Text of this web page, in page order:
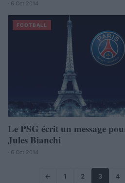
· 6 Oct 2014
FOOTBALL
Le PSG écrit un message
Jules Bianchi
· 6 Oct 2014
← 1 2 3 4